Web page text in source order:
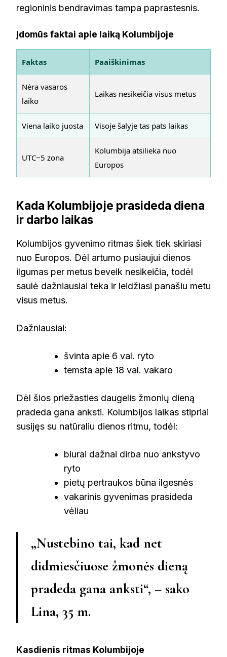
regioninis bendravimas tampa paprastesnis.
Įdomūs faktai apie laiką Kolumbijoje
Faktas Paaiškinimas
Nėra vasaros
laiko
Laikas nesikeičia visus metus
Viena laiko juosta Visoje šalyje tas pats laikas
UTC−5 zona
Kolumbija atsilieka nuo
Europos
Kada Kolumbijoje prasideda diena
ir darbo laikas
Kolumbijos gyvenimo ritmas šiek tiek skiriasi
nuo Europos. Dėl artumo pusiaujui dienos
ilgumas per metus beveik nesikeičia, todėl
saulė dažniausiai teka ir leidžiasi panašiu metu
visus metus.
Dažniausiai:
švinta apie 6 val. ryto
temsta apie 18 val. vakaro
Dėl šios priežasties daugelis žmonių dieną
pradeda gana anksti. Kolumbijos laikas stipriai
susijęs su natūraliu dienos ritmu, todėl:
biurai dažnai dirba nuo ankstyvo
ryto
pietų pertraukos būna ilgesnės
vakarinis gyvenimas prasideda
vėliau
„Nustebino tai, kad net
didmiesčiuose žmonės dieną
pradeda gana anksti“, – sako
Lina, 35 m.
Kasdienis ritmas Kolumbijoje